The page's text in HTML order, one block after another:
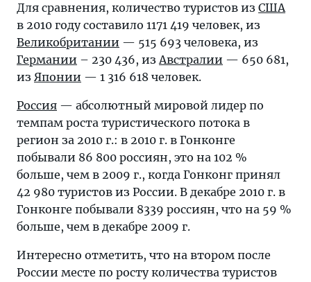
Для сравнения, количество туристов из США
в 2010 году составило 1171 419 человек, из
Великобритании — 515 693 человека, из
Германии – 230 436, изАвстралии — 650 681,
из Японии — 1 316 618 человек.
Россия — абсолютный мировой лидер по
темпам роста туристического потока в
регион за 2010 г.: в 2010 г. в Гонконге
побывали 86 800 россиян, это на 102 %
больше, чем в 2009 г., когда Гонконг принял
42 980 туристов из России. В декабре 2010 г. в
Гонконге побывали 8339 россиян, что на 59 %
больше, чем в декабре 2009 г.
Интересно отметить, что на втором после
России месте по росту количества туристов